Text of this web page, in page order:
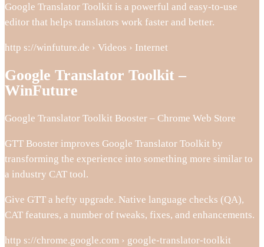
Google Translator Toolkit is a powerful and easy-to-use
editor that helps translators work faster and better.
http s://winfuture.de › Videos › Internet
Google Translator Toolkit –
WinFuture
Google Translator Toolkit Booster – Chrome Web Store
GTT Booster improves Google Translator Toolkit by
transforming the experience into something more similar to
a industry CAT tool.
Give GTT a hefty upgrade. Native language checks (QA),
CAT features, a number of tweaks, fixes, and enhancements.
http s://chrome.google.com › google-translator-toolkit